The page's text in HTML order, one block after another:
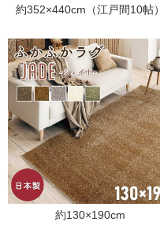
約352×440cm（江戸間10帖）
約130×190cm